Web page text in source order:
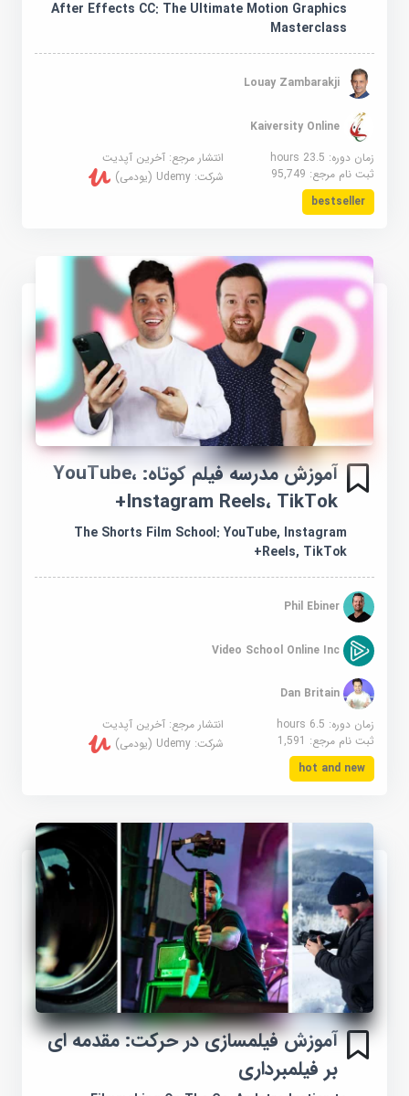
After Effects CC: The Ultimate Motion Graphics
Masterclass
Louay Zambarakji
Kaiversity Online
زمان دوره: 23.5 hours
انتشار مرجع:آخرین آپدیت
ثبت نام مرجع:95,749 شرکت:Udemy (یودمی)
bestseller
آموزش مدرسه فیلم کوتاه: YouTube،
Instagram Reels، TikTok+
The Shorts Film School: YouTube, Instagram
Reels, TikTok+
Phil Ebiner
Video School Online Inc
Dan Britain
زمان دوره: 6.5 hours
انتشار مرجع:آخرین آپدیت
ثبت نام مرجع:1,591 شرکت:Udemy (یودمی)
hot and new
آموزش فیلمسازی در حرکت: مقدمه ای
بر فیلمبرداری